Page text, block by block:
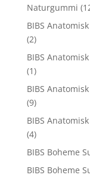
Naturgummi
BIBS
(2)
BIBS
(1)
BIBS
(9)
BIBS
(4)
BIBS Boheme
BIBS Boheme